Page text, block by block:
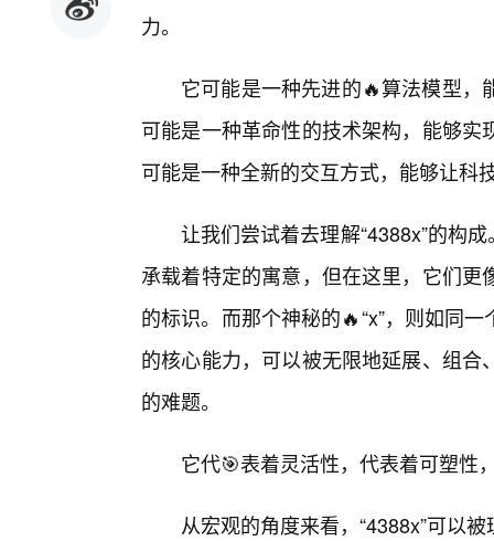
力。
它可能是一种先进的🔥算法模型
可能是一种革命性的技术架构，能够
可能是一种全新的交互方式，能够让科
让我们尝试着去理解“4388x”的构
承载着特定的寓意，但在这里，它们
的标识。而那个神秘的🔥“x”，则如同
的核心能力，可以被无限地延展、组
的难题。
它代🎯表着灵活性，代表着可塑性
从宏观的角度来看，“4388x”可以